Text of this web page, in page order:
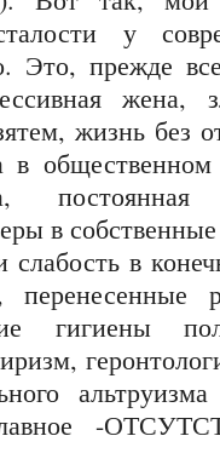
у
Это, прежде
жена,
жизнь без
в
в
в
гигиены
-